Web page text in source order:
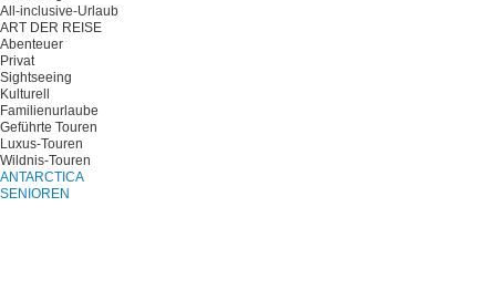
All-inclusive-Urlaub
ART DER REISE
Abenteuer
Privat
Sightseeing
Kulturell
Familienurlaube
Geführte Touren
Luxus-Touren
Wildnis-Touren
ANTARCTICA
SENIOREN